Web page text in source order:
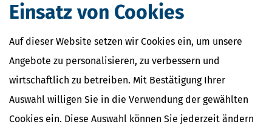
Einsatz von Cookies
Auf dieser Website setzen wir Cookies ein, um unsere
Angebote zu personalisieren, zu verbessern und
wirtschaftlich zu betreiben. Mit Bestätigung Ihrer
Auswahl willigen Sie in die Verwendung der gewählten
Cookies ein. Diese Auswahl können Sie jederzeit ändern